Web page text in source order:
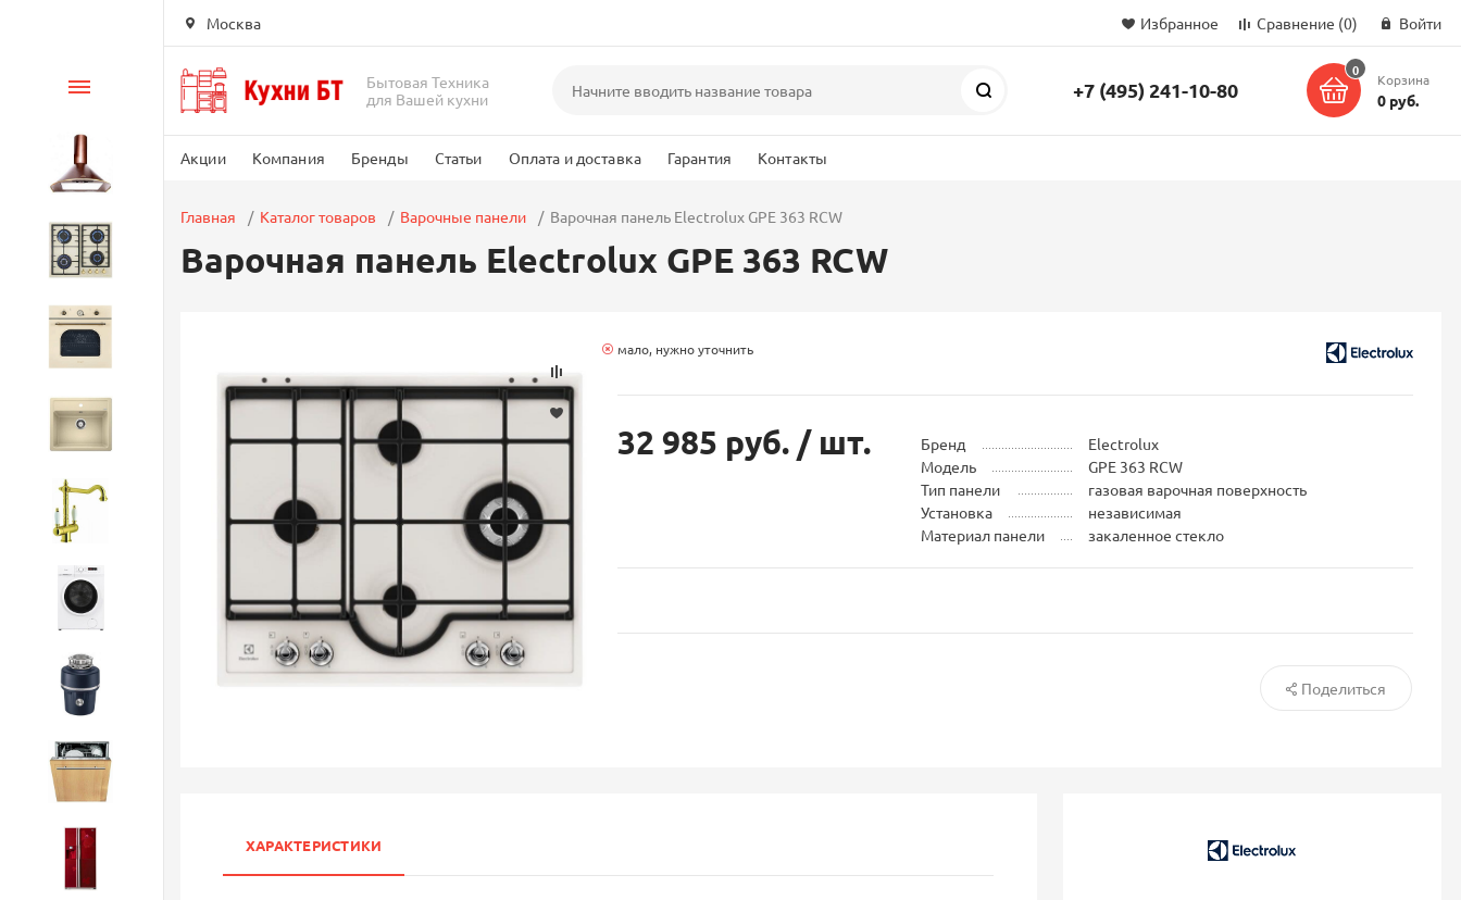
Москва Избранное Сравнение (0) Войти
Бытовая Техника
для Вашей кухни
Поиск +7 (495) 241-10-80
0
Корзина
0 руб.
Акции Компания Бренды Статьи Оплата и доставка Гарантия Контакты
Каталог
Вытяжки
Варочные панели
Стиральные машины
Измельчители
Главная Каталог товаров Варочные панели Варочная панель Electrolux GPE 363 RCW
Варочная панель Electrolux GPE 363 RCW
мало, нужно уточнить
32 985 руб. / шт. Бренд
Electrolux
Модель
GPE 363 RCW
Тип панели
газовая варочная поверхность
Установка
независимая
Материал панели
закаленное стекло
Поделиться
ХАРАКТЕРИСТИКИ